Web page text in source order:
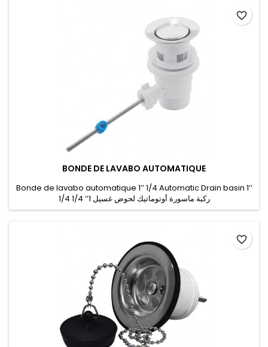
BONDE DE LAVABO AUTOMATIQUE
Bonde de lavabo automatique 1’’ 1/4 Automatic Drain basin 1’’
1/4 ركبة ماسورة أوتوماتيك لحوض غسيل 1’’ 1/4
favorite_border
favorite_border